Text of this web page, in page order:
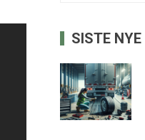
SISTE NYE